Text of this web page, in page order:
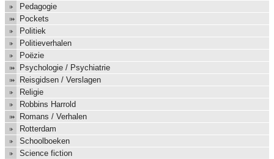
Pedagogie
Pockets
Politiek
Politieverhalen
Poëzie
Psychologie / Psychiatrie
Reisgidsen / Verslagen
Religie
Robbins Harrold
Romans / Verhalen
Rotterdam
Schoolboeken
Science fiction